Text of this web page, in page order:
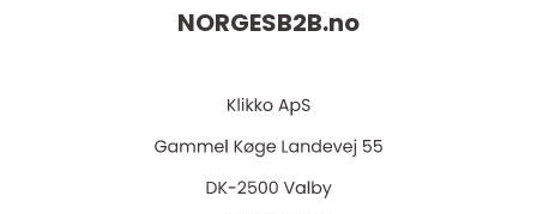
NORGESB2B.no